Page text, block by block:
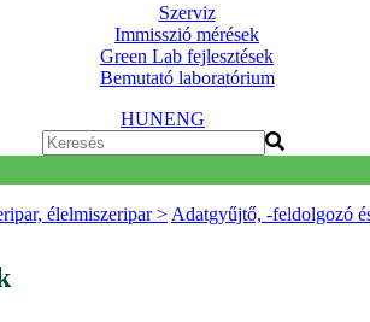
Szerviz
Immisszió mérések
Green Lab fejlesztések
Bemutató laboratórium
HUNENG
élelmiszeripar > Adatgyűjtő, -feldolgozó